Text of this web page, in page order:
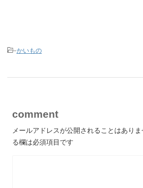
-かいもの
comment
メールアドレスが公開されることはありま
る欄は必須項目です